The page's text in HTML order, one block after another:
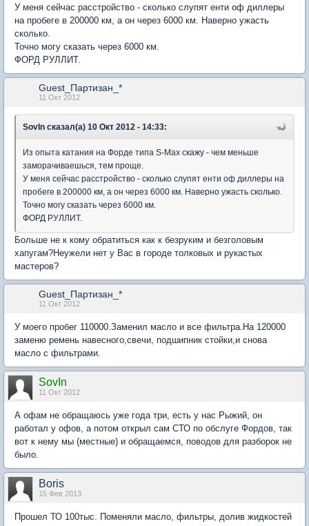
У меня сейчас расстройство - сколько слупят енти оф диллеры
на пробеге в 200000 км, а он через 6000 км. Наверно ужасть
сколько.
Точно могу сказать через 6000 км.
ФОРД РУЛЛИТ.
Guest_Партизан_*
11 Окт 2012
SovIn сказал(а) 10 Окт 2012 - 14:33:
Из опыта катания на Форде типа S-Max скажу - чем меньше
заморачиваешься, тем проще.
У меня сейчас расстройство - сколько слупят енти оф диллеры на
пробеге в 200000 км, а он через 6000 км. Наверно ужасть сколько.
Точно могу сказать через 6000 км.
ФОРД РУЛЛИТ.
Больше не к кому обратиться как к безруким и безголовым
хапугам?Неужели нет у Вас в городе толковых и рукастых
мастеров?
Guest_Партизан_*
11 Окт 2012
У моего пробег 110000.Заменил масло и все фильтра.На 120000
заменю ремень навесного,свечи, подшипник стойки,и снова
масло с фильтрами.
SovIn
11 Окт 2012
А офам не обращаюсь уже года три, есть у нас Рыжий, он
работал у офов, а потом открыл сам СТО по обслуге Фордов, так
вот к нему мы (местные) и обращаемся, поводов для разборок не
было.
Boris
15 Фев 2013
Прошел ТО 100тыс. Поменяли масло, фильтры, долив жидкостей